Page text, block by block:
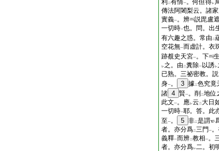
利
二有情一。何但得レ
傳法阿闍梨云。諸
實義一。辨
説毘盧
一切時一也。問。出
有六趣之惑。常由 二
空花無一而虚計。衣
跡覩史天宮一。下
レ之。由 二糞除一 以誘レ
已熟。三祕密教。
身一。 3 據二色究竟
諸 4 賢一。削 二地位
此文一。應レ云 二 大日
一切時一耶。答。此
至一。 5 非二是謂
者。亦分爲二三門 一
義釋一而辨二教相一。
者。亦分爲レ二。初